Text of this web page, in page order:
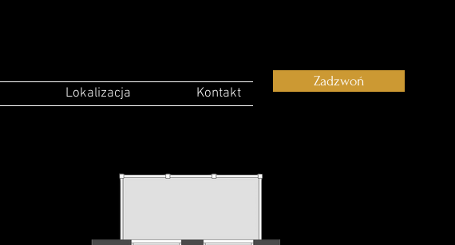
Lokalizacja Kontakt
Zadzwoń